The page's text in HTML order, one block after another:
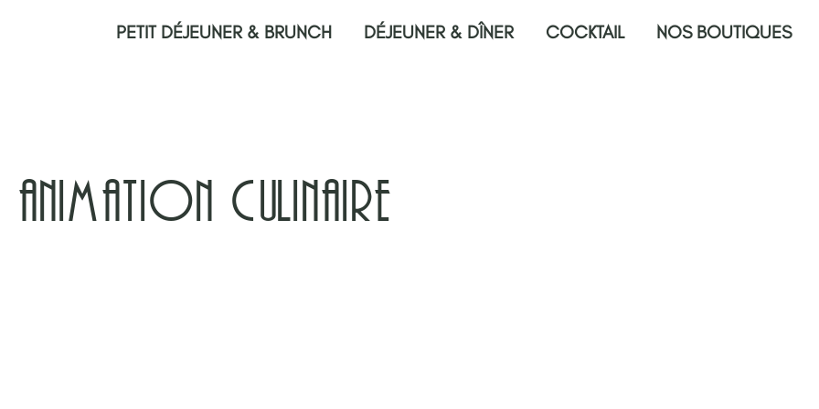
PETIT DÉJEUNER & BRUNCH DÉJEUNER & DÎNER COCKTAIL NOS BOUTIQUES
Animation culinaire